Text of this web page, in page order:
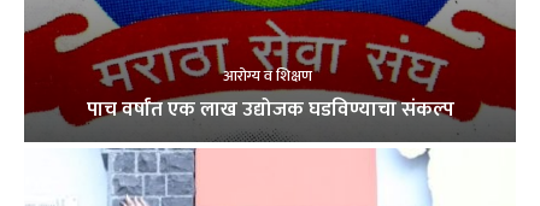
आरोग्य व शिक्षण
पाच वर्षांत एक लाख उद्योजक घडविण्याचा संकल्प